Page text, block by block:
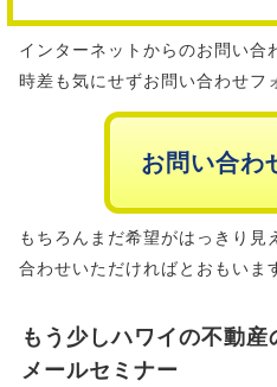
インターネットからのお問い合
時差も気にせずお問い合わせフ
お問い合わ
もちろんまだ希望がはっきり見
合わせいただければとおもいま
もう少しハワイの不動
メールセミナー